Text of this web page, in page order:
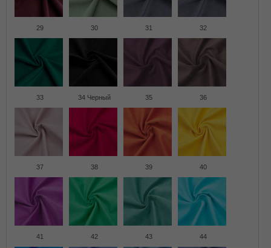
29 30 31 32
33 34 Черный 35 36
37 38 39 40
41 42 43 44